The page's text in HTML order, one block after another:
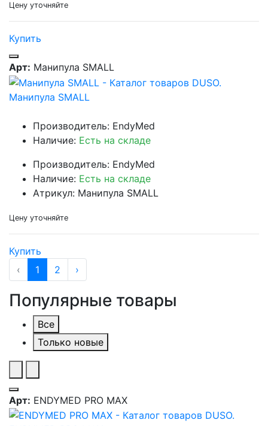
Цену уточняйте
Купить
Арт: Манипула SMALL
Манипула SMALL
Производитель: EndyMed
Наличие: Есть на складе
Производитель: EndyMed
Наличие: Есть на складе
Атрикул: Манипула SMALL
Цену уточняйте
Купить
‹
1 2 ›
Популярные товары
Все
Только новые
Арт: ENDYMED PRO MAX